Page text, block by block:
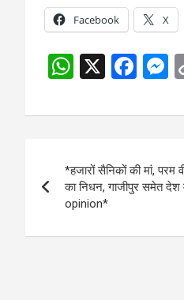
Facebook X
W
at
A
p
X
F
ce
o
o
g
navigation
*हजारों सैनिकों की मां, परम
का निधन, गाजीपुर समेत
opinion*